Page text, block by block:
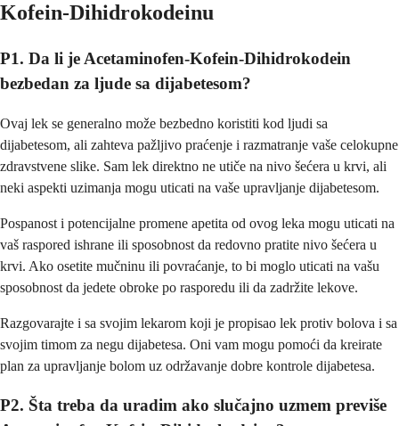
Kofein-Dihidrokodeinu
P1. Da li je Acetaminofen-Kofein-Dihidrokodein
bezbedan za ljude sa dijabetesom?
Ovaj lek se generalno može bezbedno koristiti kod ljudi sa
dijabetesom, ali zahteva pažljivo praćenje i razmatranje vaše celokupne
zdravstvene slike. Sam lek direktno ne utiče na nivo šećera u krvi, ali
neki aspekti uzimanja mogu uticati na vaše upravljanje dijabetesom.
Pospanost i potencijalne promene apetita od ovog leka mogu uticati na
vaš raspored ishrane ili sposobnost da redovno pratite nivo šećera u
krvi. Ako osetite mučninu ili povraćanje, to bi moglo uticati na vašu
sposobnost da jedete obroke po rasporedu ili da zadržite lekove.
Razgovarajte i sa svojim lekarom koji je propisao lek protiv bolova i sa
svojim timom za negu dijabetesa. Oni vam mogu pomoći da kreirate
plan za upravljanje bolom uz održavanje dobre kontrole dijabetesa.
P2. Šta treba da uradim ako slučajno uzmem previše